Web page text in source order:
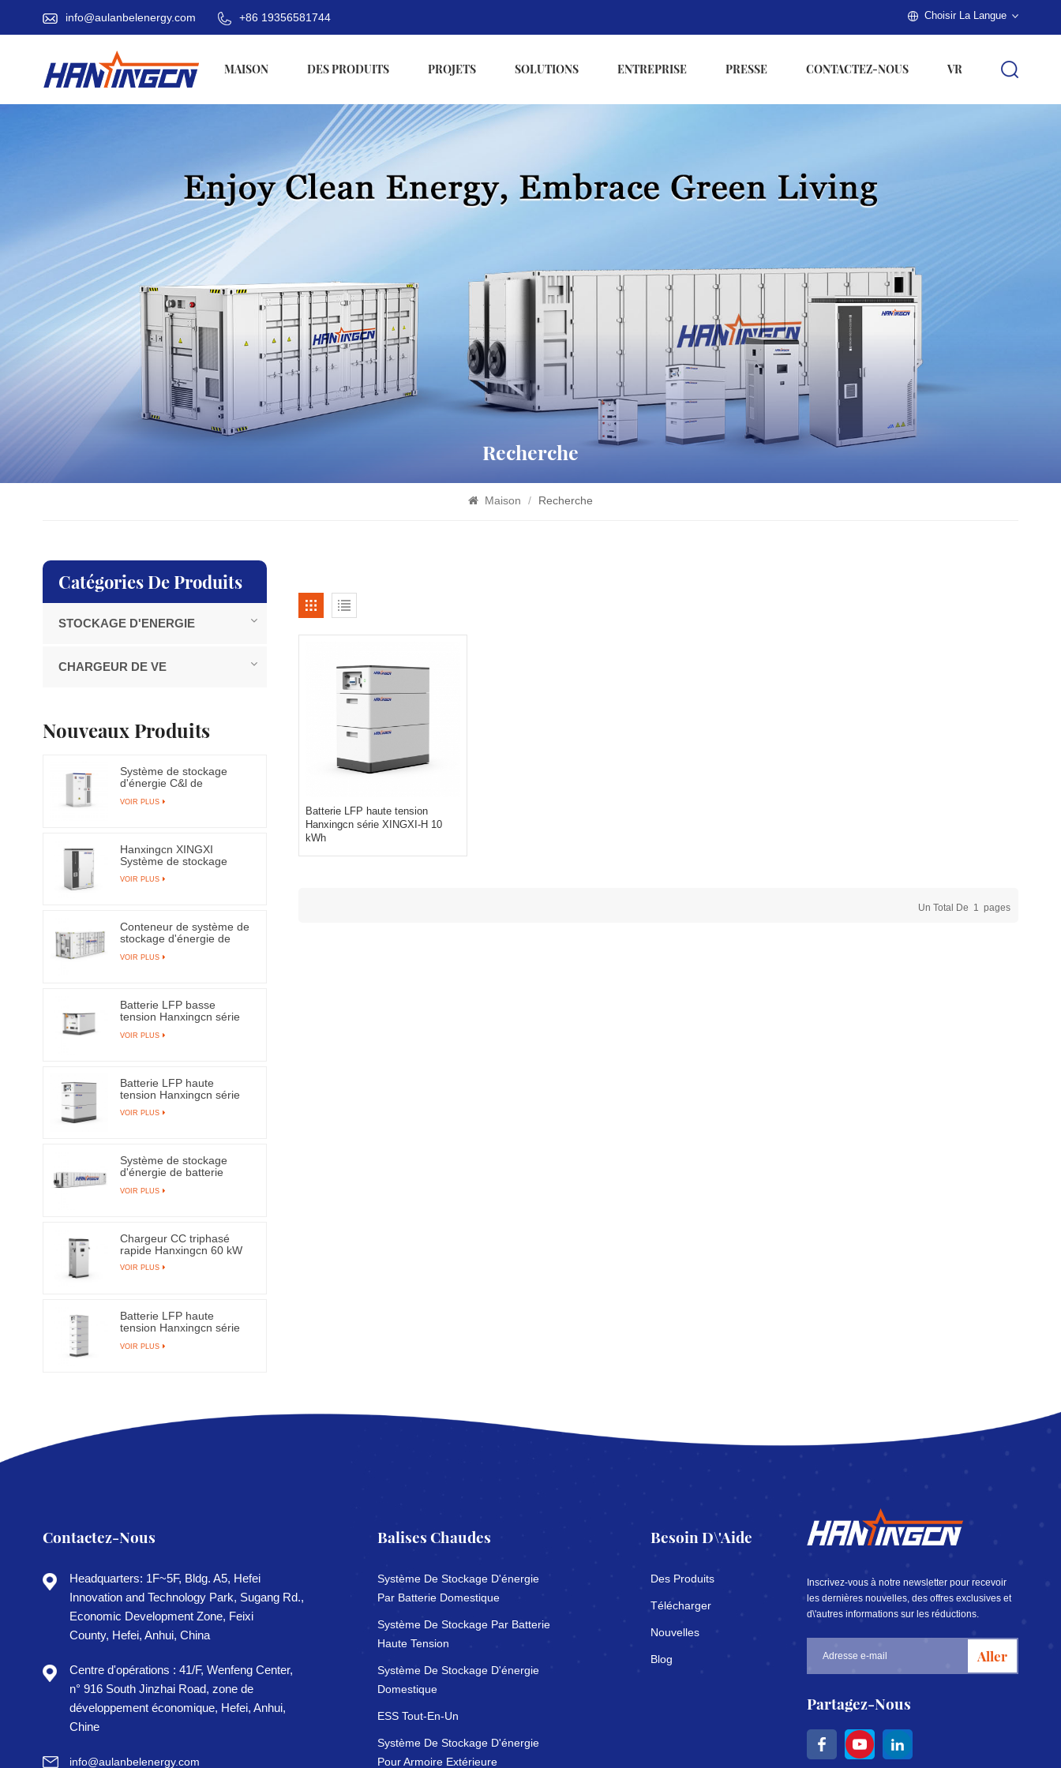
info@aulanbelenergy.com +86 19356581744 Choisir La Langue
MAISON DES PRODUITS PROJETS SOLUTIONS ENTREPRISE PRESSE CONTACTEZ-NOUS VR
Recherche
Maison / Recherche
Batterie LFP haute tension
Hanxingcn série XINGXI-H 10
kWh
Un Total De 1 Pages
Catégories De Produits
STOCKAGE D'ENERGIE
CHARGEUR DE VE
Nouveaux Produits
Système de stockage
d'énergie C&l de
Hanxingcn XINGHUI
VOIR PLUS
Hanxingcn XINGXI
Système de stockage
VOIR PLUS
Conteneur de système de
stockage d'énergie de
refroidissement liquide
VOIR PLUS
Batterie LFP basse
tension Hanxingcn série
VOIR PLUS
Batterie LFP haute
tension Hanxingcn série
VOIR PLUS
Système de stockage
d'énergie de batterie
45 pieds 5 MWh
VOIR PLUS
Chargeur CC triphasé
rapide Hanxingcn 60 kW
VOIR PLUS
Batterie LFP haute
tension Hanxingcn série
VOIR PLUS
Contactez-Nous
Headquarters: 1F~5F, Bldg. A5, Hefei
Innovation and Technology Park, Sugang Rd.,
Economic Development Zone, Feixi
County, Hefei, Anhui, China
Centre d'opérations : 41/F, Wenfeng Center,
n° 916 South Jinzhai Road, zone de
développement économique, Hefei, Anhui,
Chine
info@aulanbelenergy.com
Balises Chaudes
Système De Stockage D'énergie
Par Batterie Domestique
Système De Stockage Par Batterie
Haute Tension
Système De Stockage D'énergie
Domestique
ESS Tout-En-Un
Système De Stockage D'énergie
Pour Armoire Extérieure
Besoin D\'aide
Des Produits
Télécharger
Nouvelles
Blog
Inscrivez-vous à notre newsletter pour recevoir
les dernières nouvelles, des offres exclusives et
d\'autres informations sur les réductions.
Aller
Partagez-Nous